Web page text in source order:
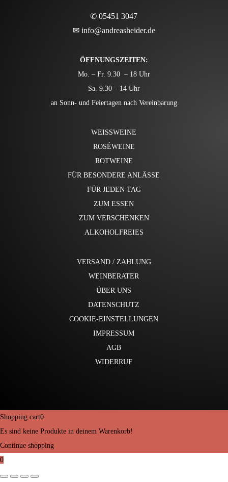
✆ 05451 3047
✉ info@andreasheider.de
ÖFFNUNGSZEITEN:
Mo. – Fr. 9.30 – 18 Uhr
Sa. 9.30 – 14 Uhr
an Sonn- und Feiertagen nach Vereinbarung
WEISSWEINE
ROSÉWEINE
ROTWEINE
FÜR BESONDERE ANLÄSSE
FÜR JEDEN TAG
ZUM ESSEN
ZUM VERSCHENKEN
ALKOHOLFREIES
VERSAND / ZAHLUNG
WEINBERATER
ÜBER UNS
DATENSCHUTZ
COOKIE-EINSTELLUNGEN
IMPRESSUM
AGB
WIDERRUF
Shopping cart0
Es sind keine Produkte in deinem Warenkorb!
Continue shopping
0